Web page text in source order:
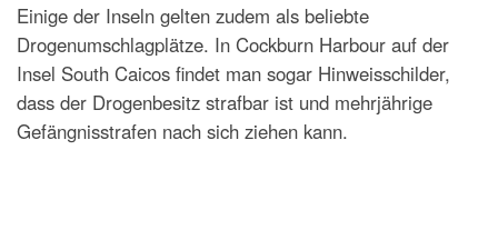
Einige der Inseln gelten zudem als beliebte
Drogenumschlagplätze. In Cockburn Harbour auf der
Insel South Caicos findet man sogar Hinweisschilder,
dass der Drogenbesitz strafbar ist und mehrjährige
Gefängnisstrafen nach sich ziehen kann.